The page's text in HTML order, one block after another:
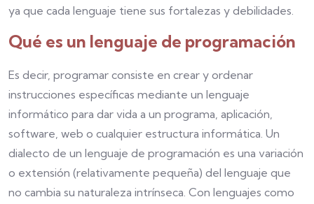
ya que cada lenguaje tiene sus fortalezas y debilidades.
Qué es un lenguaje de programación
Es decir, programar consiste en crear y ordenar
instrucciones específicas mediante un lenguaje
informático para dar vida a un programa, aplicación,
software, web o cualquier estructura informática. Un
dialecto de un lenguaje de programación es una variación
o extensión (relativamente pequeña) del lenguaje que
no cambia su naturaleza intrínseca. Con lenguajes como